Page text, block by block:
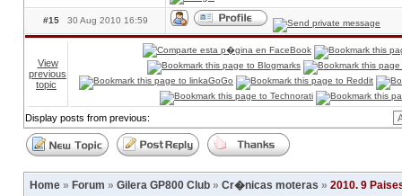
#15 30 Aug 2010 16:59
View
previous
topic
Display posts from previous:
Home » Forum » Gilera GP800 Club » Cr�nicas moteras » 2010. 9